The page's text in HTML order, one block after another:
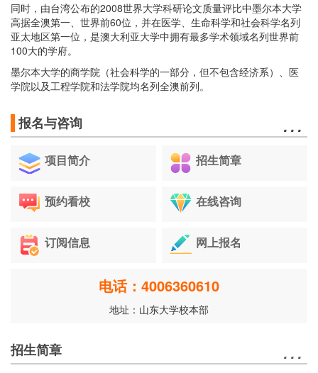
报名与咨询 …
项目简介 招生简章
预约看校 在线咨询
订阅信息 网上报名
电话：4006360610
地址：山东大学校本部
招生简章 …
同时，由台湾公布的2008世界大学科研论文质量评比中墨尔本大学
高据全澳第一、世界前60位，并在医学、生命科学和社会科学名列
亚太地区第一位，是澳大利亚大学中拥有最多学术领域名列世界前
100大的学府。
墨尔本大学的商学院（社会科学的一部分，但不包含经济系）、医
学院以及工程学院和法学院均名列全澳前列。